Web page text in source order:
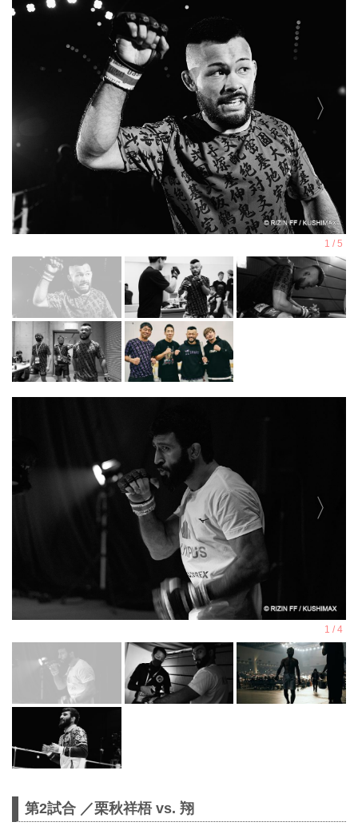
第2試合 ／栗秋祥梧 vs. 翔